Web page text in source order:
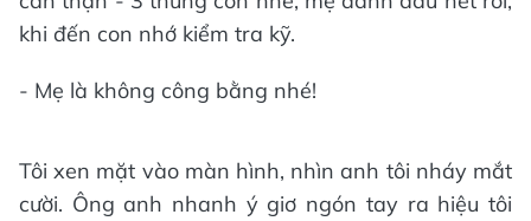
khi đến con nhớ kiểm tra kỹ.
- Mẹ là không công bằng nhé!
Tôi xen mặt vào màn hình, nhìn anh tôi nháy mắt
cười. Ông anh nhanh ý giơ ngón tay ra hiệu tôi